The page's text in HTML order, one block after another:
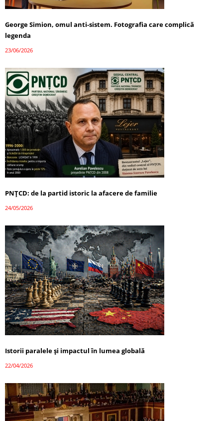
George Simion, omul anti-sistem. Fotografia care complică
legenda
23/06/2026
PNȚCD: de la partid istoric la afacere de familie
24/05/2026
Istorii paralele și impactul în lumea globală
22/04/2026